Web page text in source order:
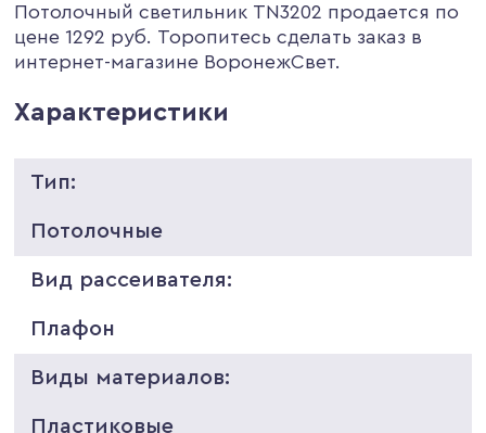
Потолочный светильник TN3202 продается по
цене 1292 руб. Торопитесь сделать заказ в
интернет-магазине ВоронежСвет.
Характеристики
Тип:
Потолочные
Вид рассеивателя:
Плафон
Виды материалов:
Пластиковые